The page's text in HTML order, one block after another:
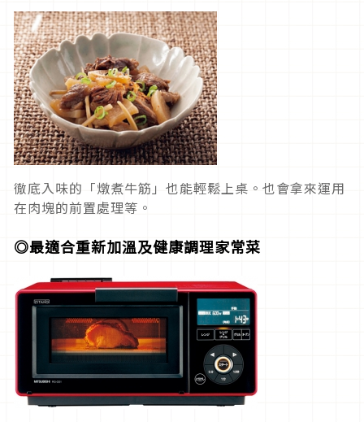
徹底入味的「燉煮牛筋」也能輕鬆上桌。也會拿來運用
在肉塊的前置處理等。
◎最適合重新加溫及健康調理家常菜